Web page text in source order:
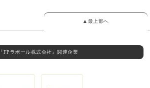
▲最上部へ
『FPラポール株式会社』関連企業